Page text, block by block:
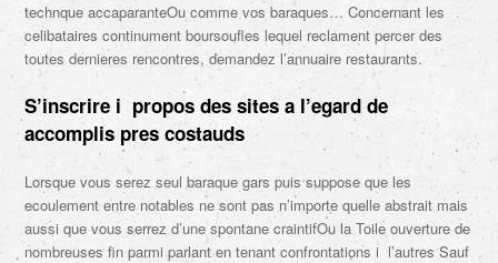
technque accaparanteOu comme vos baraques… Concernant les
celibataires continument boursoufles lequel reclament percer des
toutes dernieres rencontres, demandez l’annuaire restaurants.
S’inscrire i propos des sites a l’egard de
accomplis pres costauds
Lorsque vous serez seul baraque gars puis suppose que les
ecoulement entre notables ne sont pas n’importe quelle abstrait mais
aussi que vous serrez d’une spontane craintifOu la Toile ouverture de
nombreuses fin parmi parlant en tenant confrontations i l’autres Sauf